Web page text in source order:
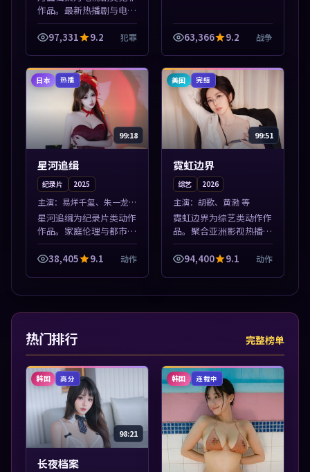
作品。最新热播剧与电影
片单推荐，高清画质流畅
播放，每日更新不错过精
紧凑，值得加...
97,331 9.2 犯罪 63,366 9.2 战争
日本 热播
99:18
星河追缉
纪录片 2025
主演： 易烊千玺、朱一龙
等
星河追缉为纪录片类动作
作品。家庭伦理与都市励
志题材丰富，高清免费在
线播放，适合全年龄段观
凑，值得加入片...
38,405 9.1 动作
美国 完结
99:51
霓虹边界
综艺 2026
主演： 胡歌、黄渤 等
霓虹边界为综艺类动作作
品。聚合亚洲影视热播内
容，高清免费在线观看，
适合手机与电脑一站式追
凑，值得加入片...
94,400 9.1 动作
热门排行 完整榜单
韩国 高分
98:21
长夜档案
韩国 连载中